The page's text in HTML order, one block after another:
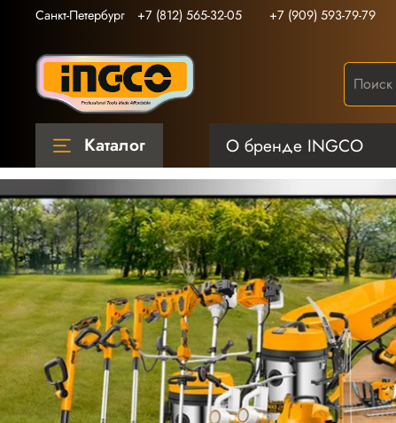
Санкт-Петербург +7 (812) 565-32-05 +7 (909) 593-79-79
Каталог О бренде INGCO